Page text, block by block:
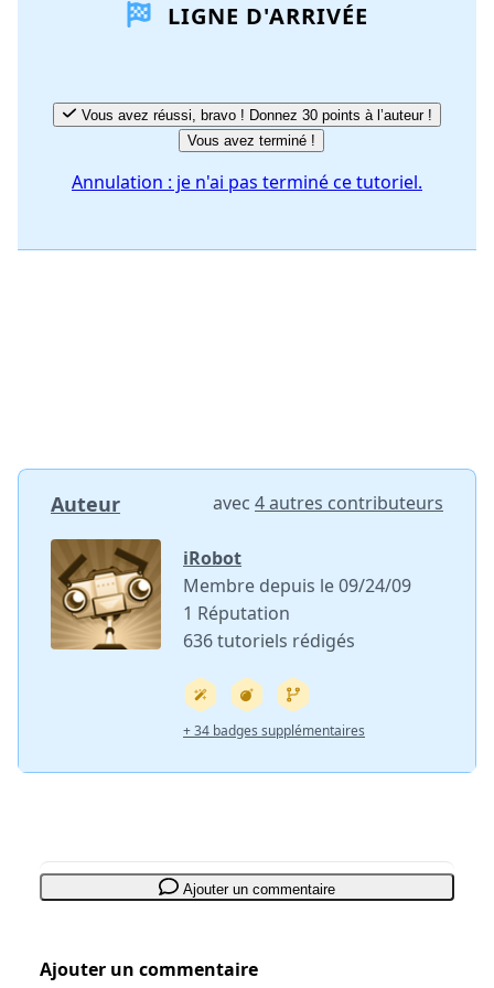
LIGNE D'ARRIVÉE
Vous avez réussi, bravo ! Donnez 30 points à l’auteur !
Vous avez terminé !
Annulation : je n'ai pas terminé ce tutoriel.
Auteur avec 4 autres contributeurs
iRobot
Membre depuis le 09/24/09
1 Réputation
636 tutoriels rédigés
+ 34 badges supplémentaires
Ajouter un commentaire
Ajouter un commentaire